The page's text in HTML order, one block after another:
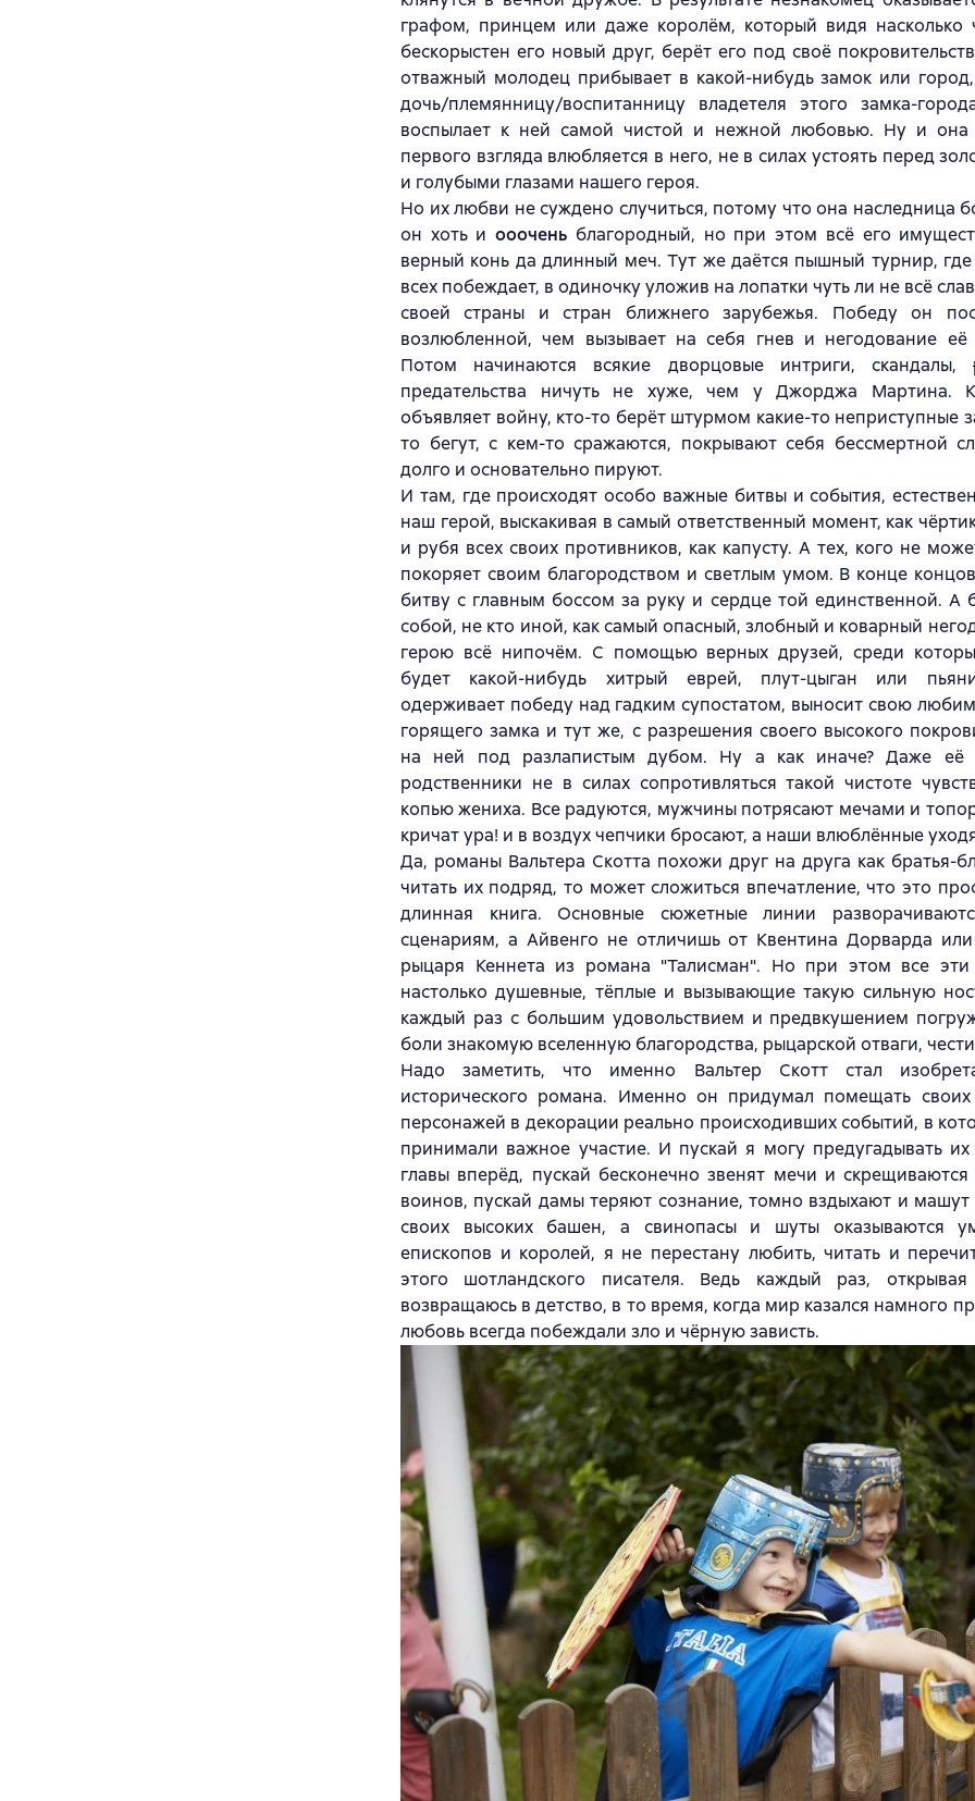
графом, принцем или даже королём, который видя насколько
бескорыстен его новый друг, берёт его под своё
отважный молодец прибывает в какой-нибудь замок или город,
дочь/племянницу/воспитанницу владетеля этого замка-
воспылает к ней самой чистой и нежной любовью. Ну и она
первого взгляда влюбляется в него, не в силах устоять перед
и голубыми глазами нашего героя.
Но их любви не суждено случиться, потому что она наследница
он хоть иооочень благородный, но при этом всё его
верный конь да длинный меч. Тут же даётся пышный турнир,
всех побеждает, в одиночку уложив на лопатки чуть ли не всё
своей страны и стран ближнего зарубежья. Победу он
возлюбленной, чем вызывает на себя гнев и негодование её
Потом начинаются всякие дворцовые интриги, скандалы,
предательства ничуть не хуже, чем у Джорджа Мартина.
объявляет войну, кто-то берёт штурмом какие-то неприступные
то бегут, с кем-то сражаются, покрывают себя бессмертной
долго и основательно пируют.
И там, где происходят особо важные битвы и события,
наш герой, выскакивая в самый ответственный момент, как
и рубя всех своих противников, как капусту. А тех, кого не
покоряет своим благородством и светлым умом. В конце
битву с главным боссом за руку и сердце той единственной. А
собой, не кто иной, как самый опасный, злобный и коварный
герою всё нипочём. С помощью верных друзей, среди
будет какой-нибудь хитрый еврей, плут-цыган или
одерживает победу над гадким супостатом, выносит свою
горящего замка и тут же, с разрешения своего высокого
на ней под разлапистым дубом. Ну а как иначе? Даже её
родственники не в силах сопротивляться такой чистоте
копью жениха. Все радуются, мужчины потрясают мечами и
кричат ура! и в воздух чепчики бросают, а наши влюблённые
Да, романы Вальтера Скотта похожи друг на друга как братья-
читать их подряд, то может сложиться впечатление, что это
длинная книга. Основные сюжетные линии
сценариям, а Айвенго не отличишь от Квентина Дорварда или
рыцаря Кеннета из романа "Талисман". Но при этом все эти
настолько душевные, тёплые и вызывающие такую сильную
каждый раз с большим удовольствием и предвкушением
боли знакомую вселенную благородства, рыцарской отваги,
Надо заметить, что именно Вальтер Скотт стал
исторического романа. Именно он придумал помещать
персонажей в декорации реально происходивших событий, в
принимали важное участие. И пускай я могу предугадывать
главы вперёд, пускай бесконечно звенят мечи и скрещиваются
воинов, пускай дамы теряют сознание, томно вздыхают и машут
своих высоких башен, а свинопасы и шуты оказываются
епископов и королей, я не перестану любить, читать и
этого шотландского писателя. Ведь каждый раз,
возвращаюсь в детство, в то время, когда мир казался намного
любовь всегда побеждали зло и чёрную зависть.